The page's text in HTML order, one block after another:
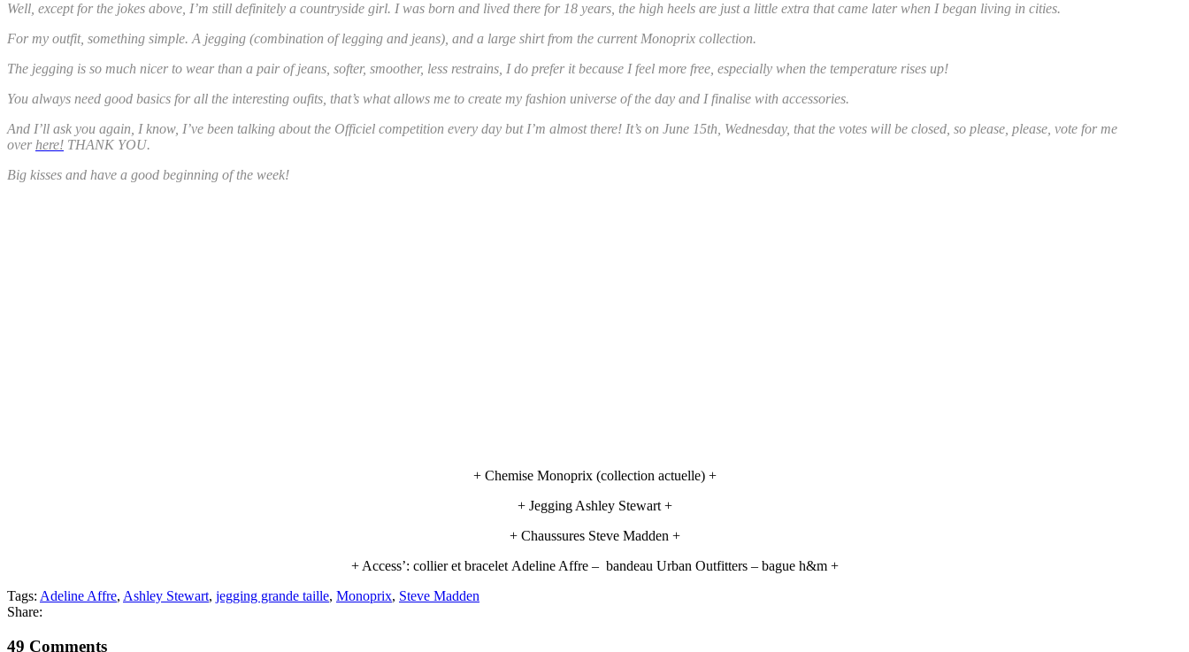
Well, except for the jokes above, I’m still definitely a countryside girl. I was born and lived there for 18 years, the high heels are just a little extra that came later when I began living in cities.
For my outfit, something simple. A jegging (combination of legging and jeans), and a large shirt from the current Monoprix collection.
The jegging is so much nicer to wear than a pair of jeans, softer, smoother, less restrains, I do prefer it because I feel more free, especially when the temperature rises up!
You always need good basics for all the interesting oufits, that’s what allows me to create my fashion universe of the day and I finalise with accessories.
And I’ll ask you again, I know, I’ve been talking about the Officiel competition every day but I’m almost there! It’s on June 15th, Wednesday, that the votes will be closed, so please, please, vote for me
over here! THANK YOU.
Big kisses and have a good beginning of the week!
+ Chemise Monoprix (collection actuelle) +
+ Jegging Ashley Stewart +
+ Chaussures Steve Madden +
+ Access’: collier et bracelet Adeline Affre – bandeau Urban Outfitters – bague h&m +
Tags: Adeline Affre, Ashley Stewart, jegging grande taille, Monoprix, Steve Madden
Share:
49 Comments